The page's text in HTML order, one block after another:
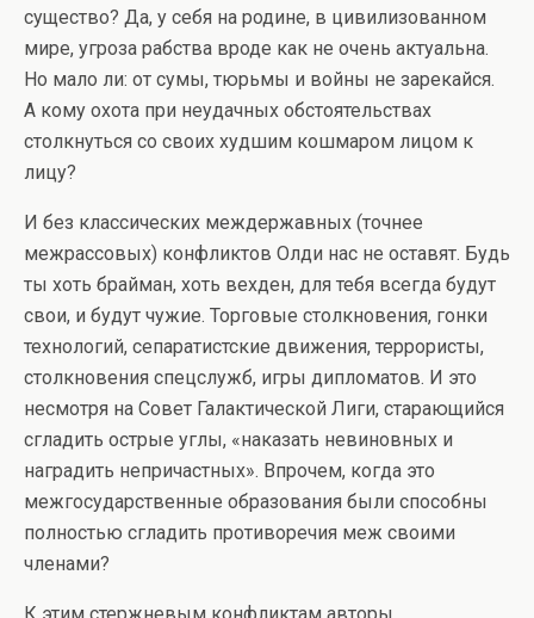
существо? Да, у себя на родине, в цивилизованном
мире, угроза рабства вроде как не очень актуальна.
Но мало ли: от сумы, тюрьмы и войны не зарекайся.
А кому охота при неудачных обстоятельствах
столкнуться со своих худшим кошмаром лицом к
лицу?
И без классических междержавных (точнее
межрассовых) конфликтов Олди нас не оставят. Будь
ты хоть брайман, хоть вехден, для тебя всегда будут
свои, и будут чужие. Торговые столкновения, гонки
технологий, сепаратистские движения, террористы,
столкновения спецслужб, игры дипломатов. И это
несмотря на Совет Галактической Лиги, старающийся
сгладить острые углы, «наказать невиновных и
наградить непричастных». Впрочем, когда это
межгосударственные образования были способны
полностью сгладить противоречия меж своими
членами?